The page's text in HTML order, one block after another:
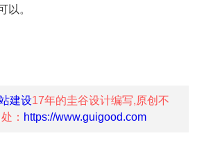
以。
建设17年的圭谷设计编写,原创不
： https://www.guigood.com